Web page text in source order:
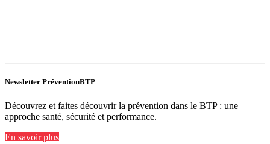
Newsletter PréventionBTP
Découvrez et faites découvrir la prévention dans le BTP : une
approche santé, sécurité et performance.
En savoir plus